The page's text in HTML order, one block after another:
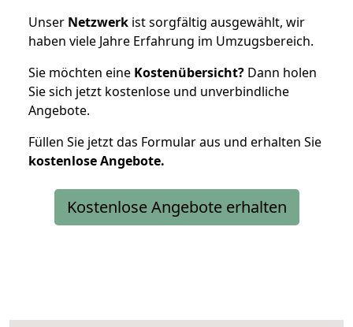
Unser Netzwerk ist sorgfältig ausgewählt, wir
haben viele Jahre Erfahrung im Umzugsbereich.
Sie möchten eine Kostenübersicht? Dann holen
Sie sich jetzt kostenlose und unverbindliche
Angebote.
Füllen Sie jetzt das Formular aus und erhalten Sie
kostenloseAngebote.
Kostenlose Angebote erhalten